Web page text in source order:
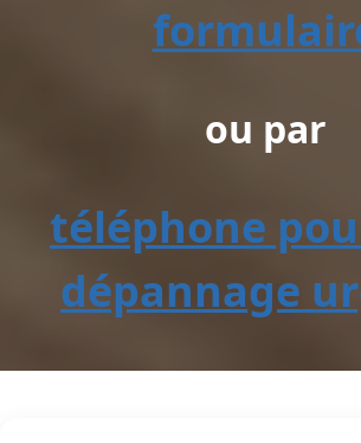
ou par
téléphone
dépannage